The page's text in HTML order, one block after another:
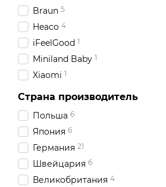
Braun 5
Heaco 4
iFeelGood 1
Miniland Baby 1
Xiaomi 1
Страна производитель
Польша 6
Япония 6
Германия 21
Швейцария 6
Великобритания 4